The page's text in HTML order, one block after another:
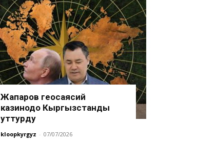
Жапаров геосаясий
казинодо Кыргызстанды
уттурду
kloopkyrgyz - 07/07/2026